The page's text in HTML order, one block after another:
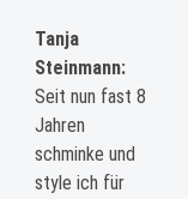
Tanja
Steinmann:
Seit nun fast 8
Jahren
schminke und
style ich für